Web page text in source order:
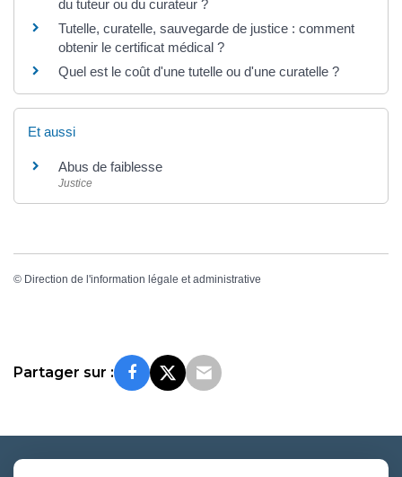
du tuteur ou du curateur ?
Tutelle, curatelle, sauvegarde de justice : comment
obtenir le certificat médical ?
Quel est le coût d'une tutelle ou d'une curatelle ?
Et aussi
Abus de faiblesse
Justice
© Direction de l'information légale et administrative
Partager sur :